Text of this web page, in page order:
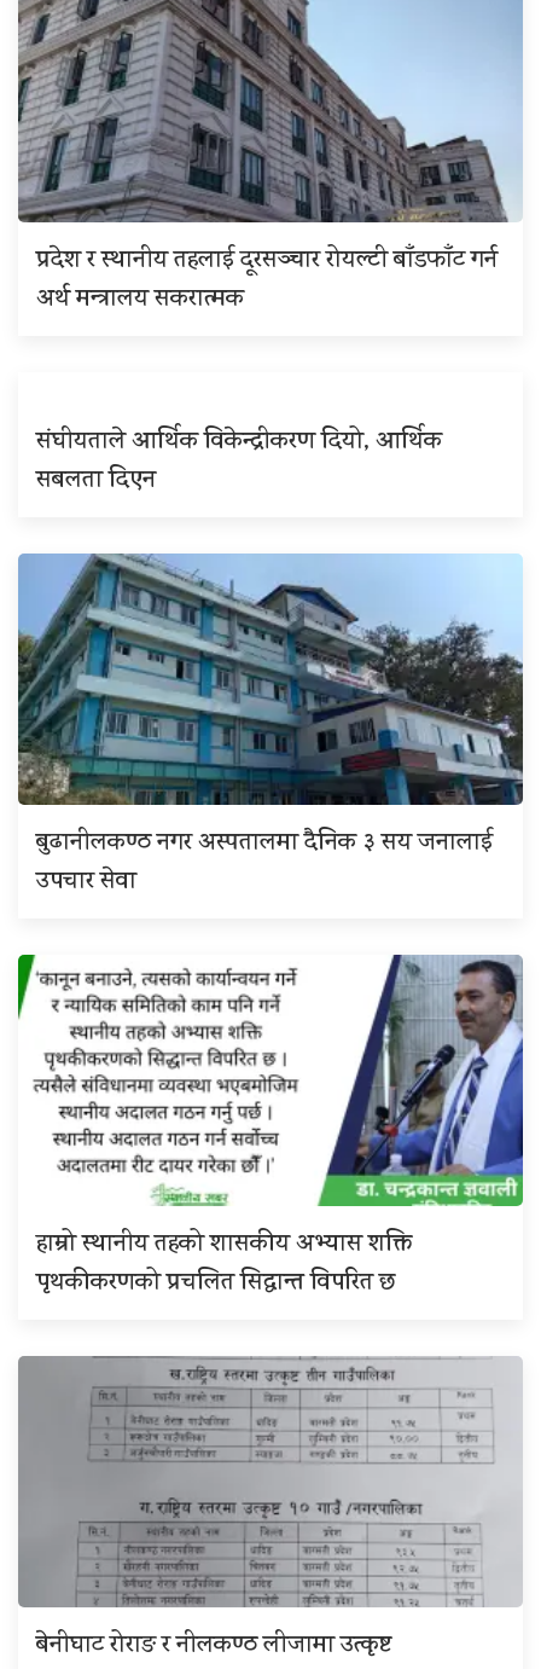
प्रदेश र स्थानीय तहलाई दूरसञ्चार रोयल्टी बाँडफाँट गर्न
अर्थ मन्त्रालय सकरात्मक
संघीयताले आर्थिक विकेन्द्रीकरण दियो, आर्थिक
सबलता दिएन
बुढानीलकण्ठ नगर अस्पतालमा दैनिक ३ सय जनालाई
उपचार सेवा
हाम्रो स्थानीय तहको शासकीय अभ्यास शक्ति
पृथकीकरणको प्रचलित सिद्धान्त विपरित छ
बेनीघाट रोराङ र नीलकण्ठ लीजामा उत्कृष्ट